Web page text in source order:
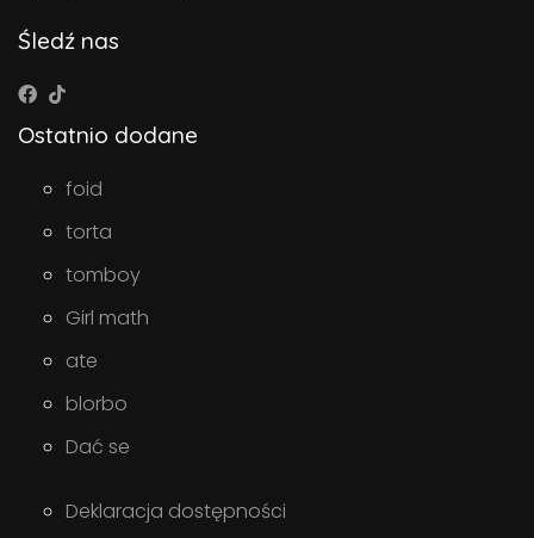
Śledź nas
Ostatnio dodane
foid
torta
tomboy
Girl math
ate
blorbo
Dać se
Deklaracja dostępności